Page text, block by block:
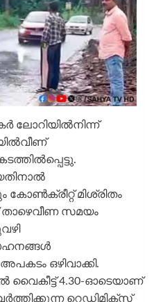
ലോറിയിൽനിന്ന്‌
കോൺക്രീറ്റ് മിശ്രിതം
താഴെവീണ സമയം
ഒഴിവാക്കി.
വൈകീട്ട് 4.30-ഓടെയാണ്‌
റെഡിമിക്സ്